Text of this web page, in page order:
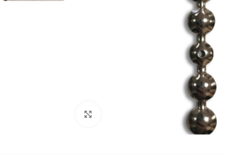
Rodyti nuotrauką visame ekrane